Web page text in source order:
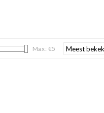
Max: €5